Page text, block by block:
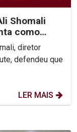
Shomali
como
diretor
defendeu que
LER MAIS